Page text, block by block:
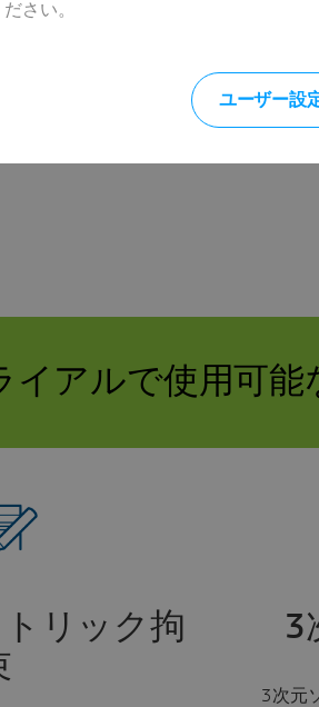
イアルで使用可能
リック拘
3
3次元
さい。
ユーザー設